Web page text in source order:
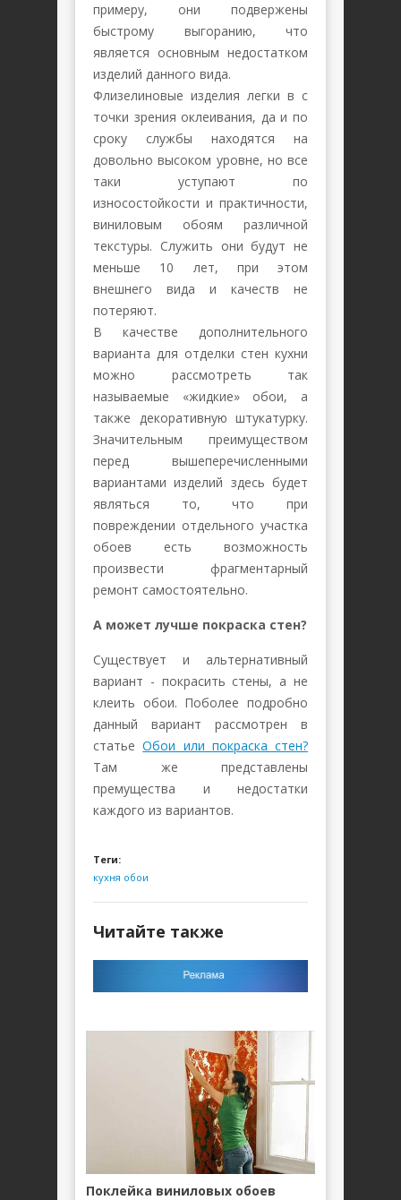
примеру, они подвержены
быстрому выгоранию, что
является основным недостатком
изделий данного вида.
Флизелиновые изделия легки в с
точки зрения оклеивания, да и по
сроку службы находятся на
довольно высоком уровне, но все
таки уступают по
износостойкости и практичности,
виниловым обоям различной
текстуры. Служить они будут не
меньше 10 лет, при этом
внешнего вида и качеств не
потеряют.
В качестве дополнительного
варианта для отделки стен кухни
можно рассмотреть так
называемые «жидкие» обои, а
также декоративную штукатурку.
Значительным преимуществом
перед вышеперечисленными
вариантами изделий здесь будет
являться то, что при
повреждении отдельного участка
обоев есть возможность
произвести фрагментарный
ремонт самостоятельно.
А может лучше покраска стен?
Существует и альтернативный
вариант - покрасить стены, а не
клеить обои. Поболее подробно
данный вариант рассмотрен в
статьеОбои или покраска стен?
Там же представлены
премущества и недостатки
каждого из вариантов.
Теги:
кухня обои
Читайте также
Поклейка виниловых обоев